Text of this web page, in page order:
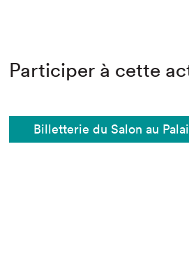
Participer à cette
Billetterie du Salon au